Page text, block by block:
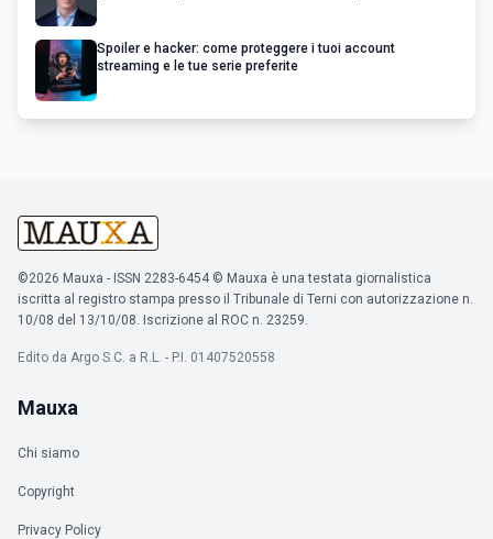
Spoiler e hacker: come proteggere i tuoi account
streaming e le tue serie preferite
©2026 Mauxa - ISSN 2283-6454 © Mauxa è una testata giornalistica
iscritta al registro stampa presso il Tribunale di Terni con autorizzazione n.
10/08 del 13/10/08. Iscrizione al ROC n. 23259.
Edito da Argo S.C. a R.L. - P.I. 01407520558
Mauxa
Chi siamo
Copyright
Privacy Policy